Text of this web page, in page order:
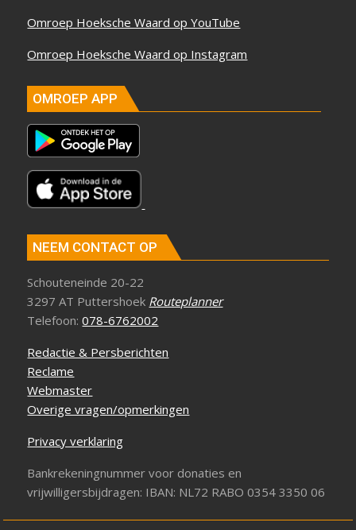
Omroep Hoeksche Waard op YouTube
Omroep Hoeksche Waard op Instagram
OMROEP APP
NEEM CONTACT OP
Schouteneinde 20-22
3297 AT Puttershoek Routeplanner
Telefoon:078-6762002
Redactie & Persberichten
Reclame
Webmaster
Overige vragen/opmerkingen
Privacy verklaring
Bankrekeningnummer voor donaties en
vrijwilligersbijdragen: IBAN: NL72 RABO 0354 3350 06